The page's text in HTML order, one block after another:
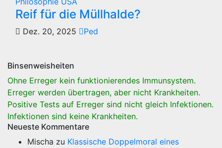
Reif für die Müllhalde?
Dez. 20, 2025 Ped
Binsenweisheiten
Ohne Erreger kein funktionierendes Immunsystem.
Erreger werden übertragen, aber nicht Krankheiten.
Positive Tests auf Erreger sind nicht gleich Infektionen.
Infektionen sind keine Krankheiten.
Neueste Kommentare
Mischa zu Klassische Doppelmoral eines